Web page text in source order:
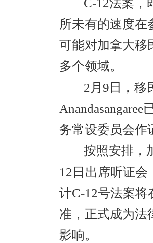
所未有的速度在
可能对加拿大移
多个领域。
2月9日，移
务常设委员会作
按照安排，
12日出席听证
计C-12号法案
准，正式成为法
影响。